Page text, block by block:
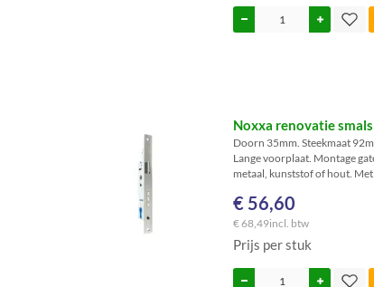
Noxxa renovatie
Doorn 35mm. Steekmaat
Lange voorplaat. Montage
metaal, kunststof of hout.
€ 56,60
€ 68,49incl. btw
Prijs per stuk